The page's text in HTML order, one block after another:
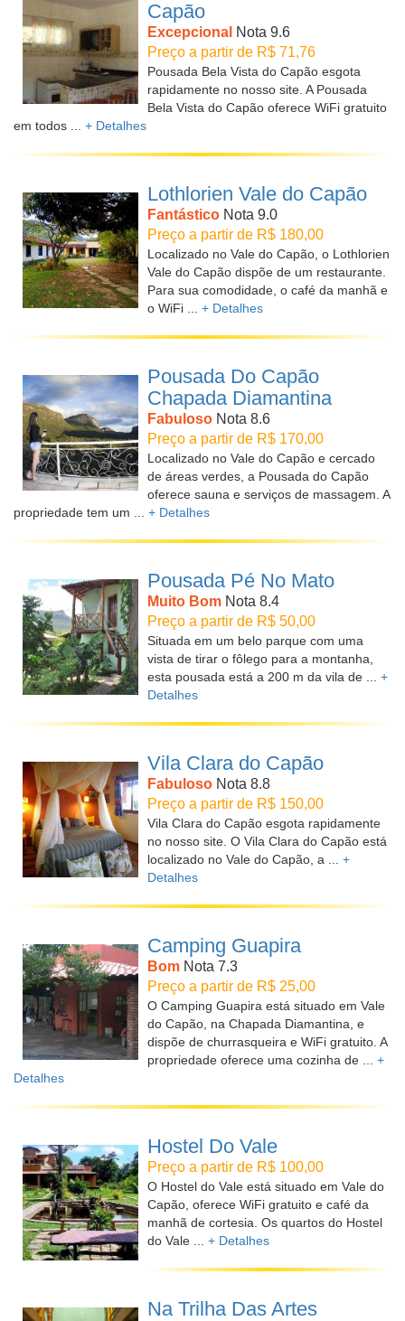
Capão
Excepcional Nota 9.6
Preço a partir de R$ 71,76
Pousada Bela Vista do Capão esgota
rapidamente no nosso site. A Pousada
Bela Vista do Capão oferece WiFi gratuito
em todos ... + Detalhes
Lothlorien Vale do Capão
Fantástico Nota 9.0
Preço a partir de R$ 180,00
Localizado no Vale do Capão, o Lothlorien
Vale do Capão dispõe de um restaurante.
Para sua comodidade, o café da manhã e
o WiFi ... + Detalhes
Pousada Do Capão
Chapada Diamantina
Fabuloso Nota 8.6
Preço a partir de R$ 170,00
Localizado no Vale do Capão e cercado
de áreas verdes, a Pousada do Capão
oferece sauna e serviços de massagem. A
propriedade tem um ... + Detalhes
Pousada Pé No Mato
Muito Bom Nota 8.4
Preço a partir de R$ 50,00
Situada em um belo parque com uma
vista de tirar o fôlego para a montanha,
esta pousada está a 200 m da vila de ... +
Detalhes
Vila Clara do Capão
Fabuloso Nota 8.8
Preço a partir de R$ 150,00
Vila Clara do Capão esgota rapidamente
no nosso site. O Vila Clara do Capão está
localizado no Vale do Capão, a ... +
Detalhes
Camping Guapira
Bom Nota 7.3
Preço a partir de R$ 25,00
O Camping Guapira está situado em Vale
do Capão, na Chapada Diamantina, e
dispõe de churrasqueira e WiFi gratuito. A
propriedade oferece uma cozinha de ... +
Detalhes
Hostel Do Vale
Preço a partir de R$ 100,00
O Hostel do Vale está situado em Vale do
Capão, oferece WiFi gratuito e café da
manhã de cortesia. Os quartos do Hostel
do Vale ... + Detalhes
Na Trilha Das Artes